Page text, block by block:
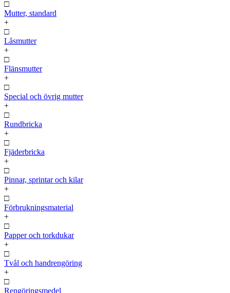
□
Mutter, standard
+
□
Låsmutter
+
□
Flänsmutter
+
□
Special och övrig mutter
+
□
Rundbricka
+
□
Fjäderbricka
+
□
Pinnar, sprintar och kilar
+
□
Förbrukningsmaterial
+
□
Papper och torkdukar
+
□
Tvål och handrengöring
+
□
Rengöringsmedel